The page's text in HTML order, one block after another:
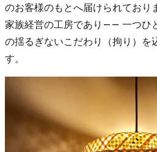
のお客様のもとへ届けられており
家族経営の工房であり—— 一つひ
の揺るぎないこだわり（拘り）を
す。